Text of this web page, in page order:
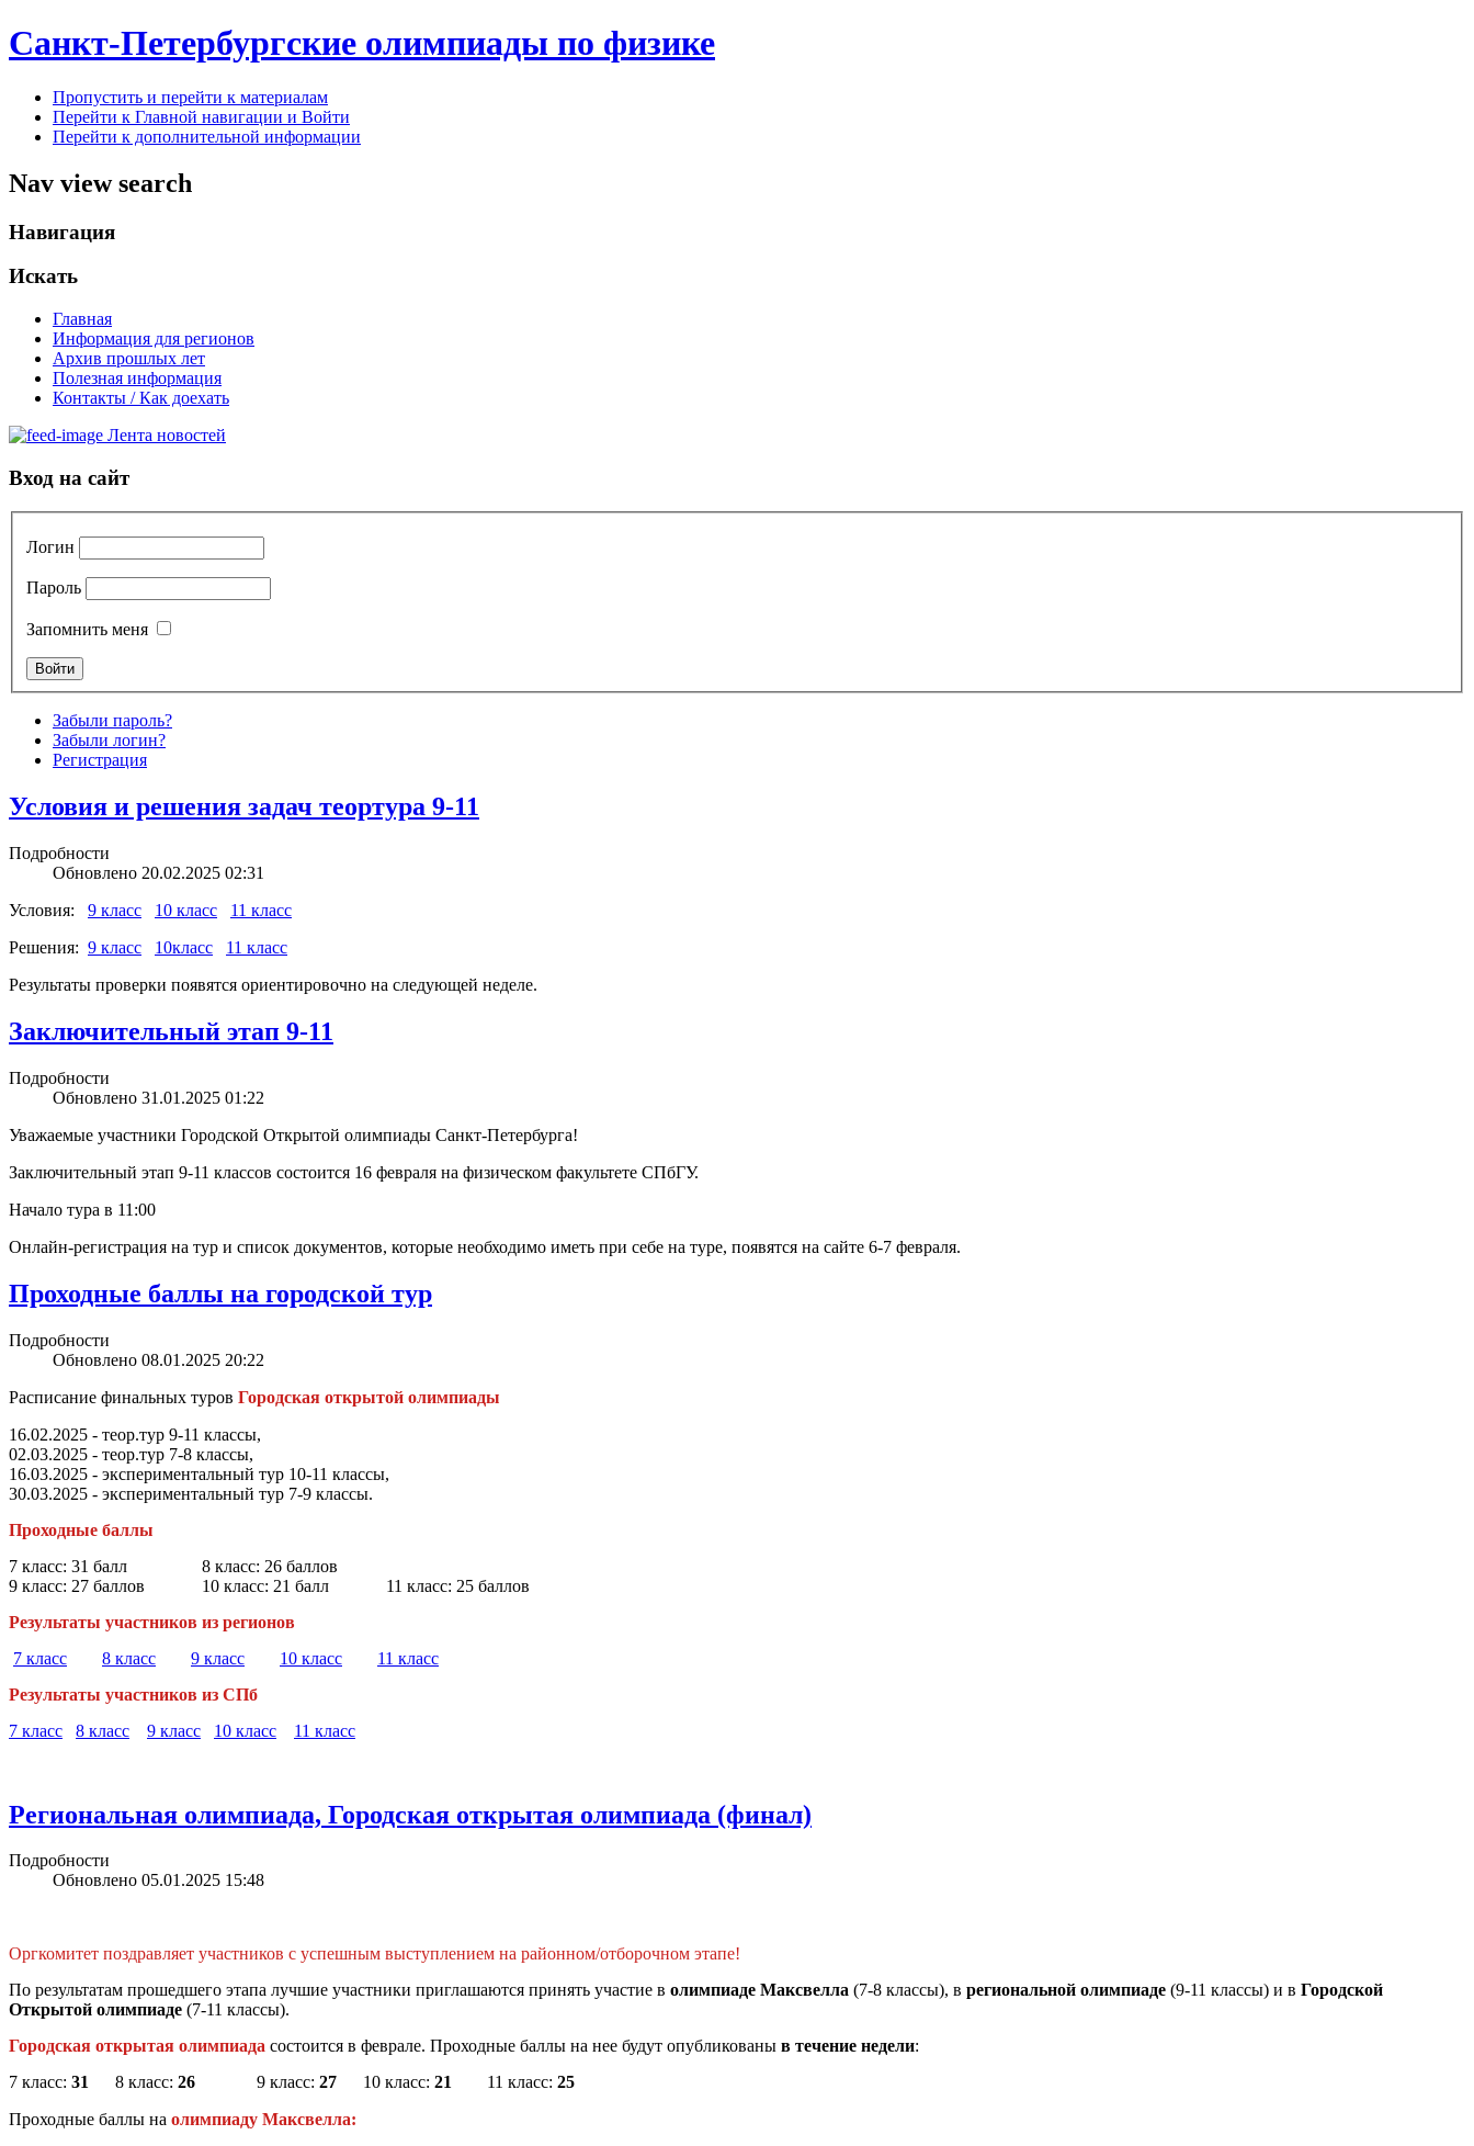
Санкт-Петербургские олимпиады по физике
Пропустить и перейти к материалам
Перейти к Главной навигации и Войти
Перейти к дополнительной информации
Nav view search
Навигация
Искать
Главная
Информация для регионов
Архив прошлых лет
Полезная информация
Контакты / Как доехать
Лента новостей
Вход на сайт
Логин
Пароль
Запомнить меня
Забыли пароль?
Забыли логин?
Регистрация
Условия и решения задач теортура 9-11
Подробности
Обновлено 20.02.2025 02:31
Условия: 9 класс 10 класс
11 класс
Решения: 9 класс 10класс
11 класс
Результаты проверки появятся ориентировочно на следующей неделе.
Заключительный этап 9-11
Подробности
Обновлено 31.01.2025 01:22
Уважаемые участники Городской Открытой олимпиады Санкт-Петербурга!
Заключительный этап 9-11 классов состоится 16 февраля на физическом факультете СПбГУ.
Начало тура в 11:00
Онлайн-регистрация на тур и список документов, которые необходимо иметь при себе на туре, появятся на сайте 6-7 февраля.
Проходные баллы на городской тур
Подробности
Обновлено 08.01.2025 20:22
Расписание финальных туров Городская открытой олимпиады
16.02.2025 - теор.тур 9-11 классы,
02.03.2025 - теор.тур 7-8 классы,
16.03.2025 - экспериментальный тур 10-11 классы,
30.03.2025 - экспериментальный тур 7-9 классы.
Проходные баллы
7 класс: 31 балл 8 класс: 26 баллов
9 класс: 27 баллов 10 класс: 21 балл 11 класс: 25 баллов
Результаты участников из регионов
7 класс
8 класс 9 класс 10 класс
11 класс
Результаты участников из СПб
7 класс
8 класс 9 класс 10 класс 11 класс
Региональная олимпиада, Городская открытая олимпиада (финал)
Подробности
Обновлено 05.01.2025 15:48
Оргкомитет поздравляет участников с успешным выступлением на районном/отборочном этапе!
По результатам прошедшего этапа лучшие участники приглашаются принять участие в олимпиаде Максвелла (7-8 классы), в региональной олимпиаде (9-11 классы) и в Городской
Открытой олимпиаде (7-11 классы).
Городская открытая олимпиада состоится в феврале. Проходные баллы на нее будут опубликованы в течение недели:
7 класс: 31 8 класс: 26 9 класс: 27 10 класс: 21 11 класс: 25
Проходные баллы на олимпиаду Максвелла: